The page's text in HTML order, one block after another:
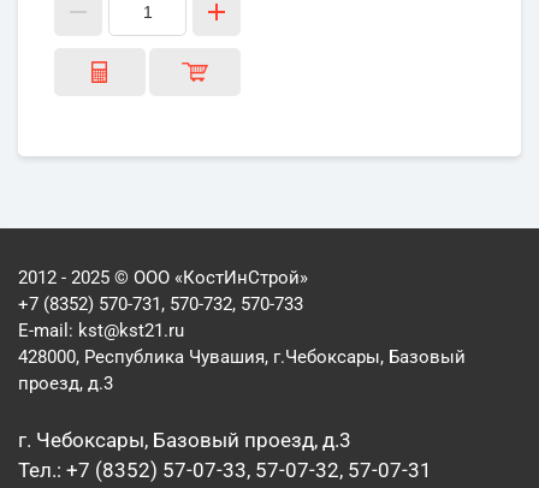
2012 - 2025 © ООО «КостИнСтрой»
+7 (8352) 570-731, 570-732, 570-733
E-mail: kst@kst21.ru
428000, Республика Чувашия, г.Чебоксары, Базовый
проезд, д.3
г. Чебоксары, Базовый проезд, д.3
Тел.: +7 (8352) 57-07-33, 57-07-32, 57-07-31